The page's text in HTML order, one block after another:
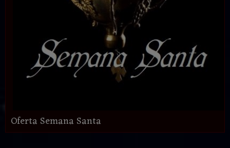
Oferta Semana Santa